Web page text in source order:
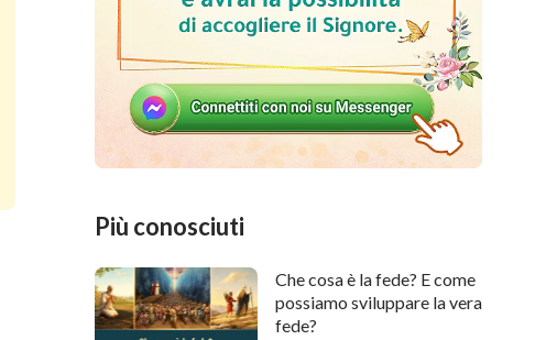
Più conosciuti
Che cosa è la fede? E come
possiamo sviluppare la vera
fede?